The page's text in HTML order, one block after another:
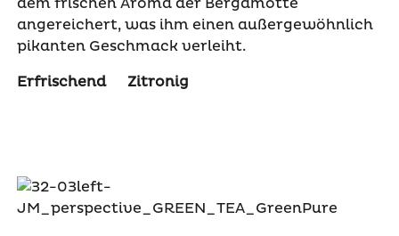
angereichert, was ihm einen außergewöhnlich
pikanten Geschmack verleiht.
Erfrischend
Zitronig